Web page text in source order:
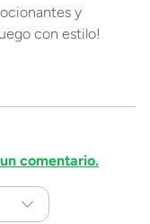
y
con estilo!
comentario.